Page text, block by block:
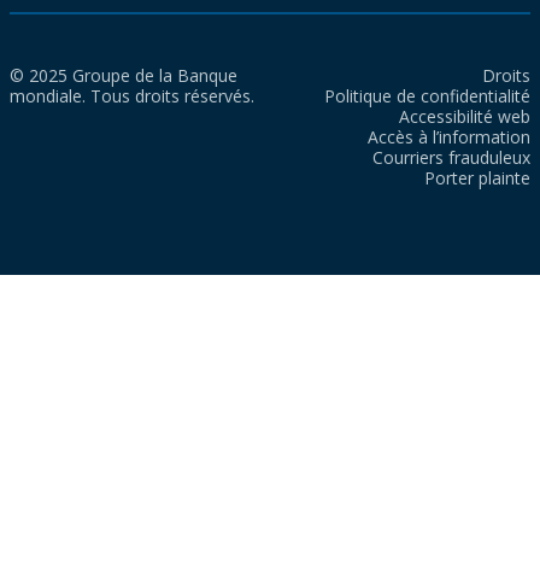
© 2025 Groupe de la Banque
mondiale. Tous droits réservés.
Droits
Politique de confidentialité
Accessibilité web
Accès à l’information
Courriers frauduleux
Porter plainte